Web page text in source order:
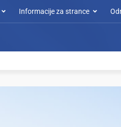
Informacije za strance